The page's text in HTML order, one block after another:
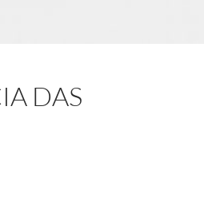
DAS